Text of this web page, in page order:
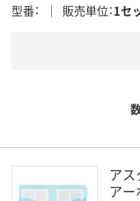
型番 販売単位 1セ
アス
アー